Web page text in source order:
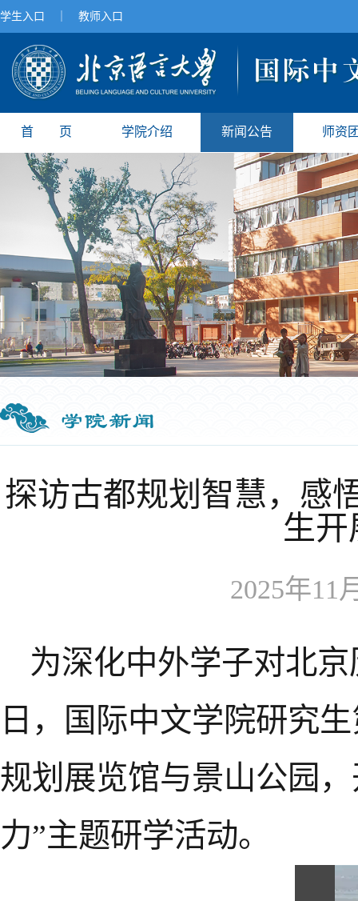
学生入口 教师入口
首 页 学院介绍 新闻公告 师资
学院新闻
探访古都规划智慧，
生开
2025年11
为深化中外学子对北
日，国际中文学院研究
规划展览馆与景山公园
力”主题研学活动。